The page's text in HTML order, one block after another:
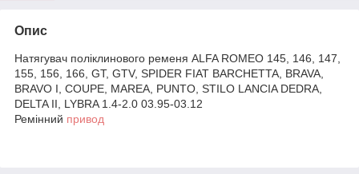
Опис
Натягувач поліклинового ременя ALFA ROMEO 145, 146, 147,
155, 156, 166, GT, GTV, SPIDER FIAT BARCHETTA, BRAVA,
BRAVO I, COUPE, MAREA, PUNTO, STILO LANCIA DEDRA,
DELTA II, LYBRA 1.4-2.0 03.95-03.12
Ремінний привод